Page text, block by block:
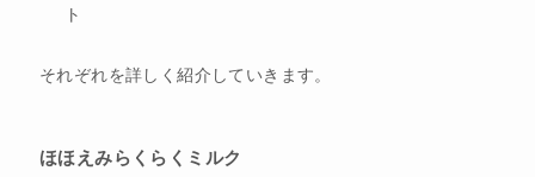
ト
それぞれを詳しく紹介していきます。
ほほえみらくらくミルク